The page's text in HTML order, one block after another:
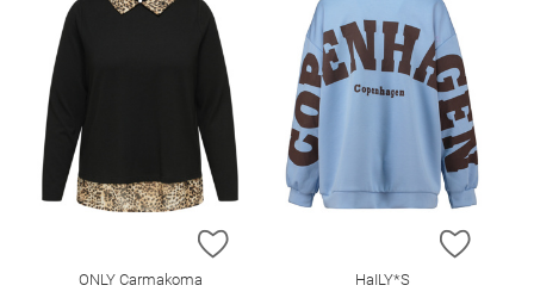
ZUR WUNSCHLISTE HINZUFÜGEN
ONLY Carmakoma
ZUR
HaILY*S